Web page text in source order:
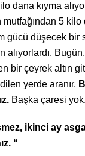
dana kıyma
5 kilo
gücü düşecek bir
bir çeyrek altın
yerde aranır.
Başka çaresi yok.
ikinci ay
“